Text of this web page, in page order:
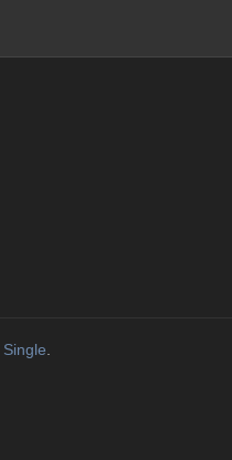
Single